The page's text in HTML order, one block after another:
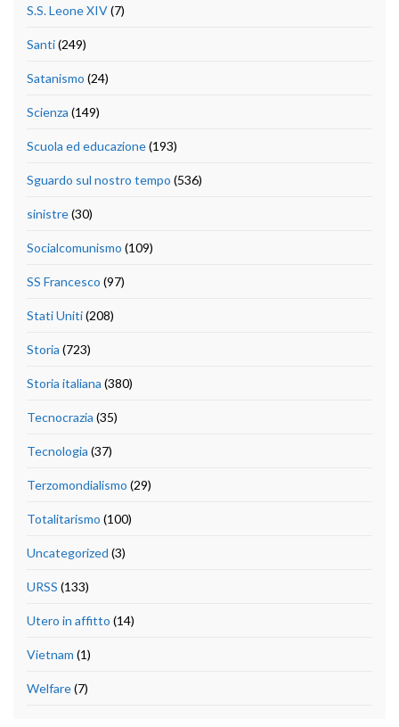
S.S. Leone XIV(7)
Santi(249)
Satanismo (24)
Scienza (149)
Scuola ed educazione(193)
Sguardo sul nostro tempo (536)
sinistre(30)
Socialcomunismo (109)
SS Francesco (97)
Stati Uniti(208)
Storia (723)
Storia italiana (380)
Tecnocrazia (35)
Tecnologia (37)
Terzomondialismo (29)
Totalitarismo (100)
Uncategorized (3)
URSS (133)
Utero in affitto (14)
Vietnam (1)
Welfare(7)